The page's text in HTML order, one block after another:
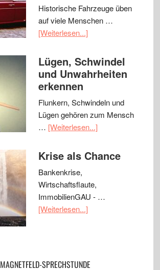
Historische Fahrzeuge üben
auf viele Menschen …
[Weiterlesen...]
Lügen, Schwindel
und Unwahrheiten
erkennen
Flunkern, Schwindeln und
Lügen gehören zum Mensch
… [Weiterlesen...]
Krise als Chance
Bankenkrise,
Wirtschaftsflaute,
ImmobilienGAU - …
[Weiterlesen...]
MAGNETFELD-SPRECHSTUNDE